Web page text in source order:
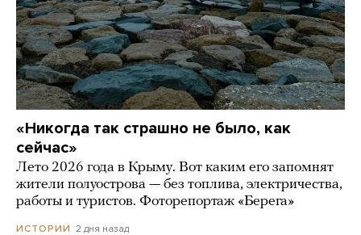
«Никогда так страшно не было, как
сейчас»
Лето 2026 года в Крыму. Вот каким его запомнят
жители полуострова — без топлива, электричества,
работы и туристов. Фоторепортаж «Берега»
ИСТОРИИ 2 дня назад